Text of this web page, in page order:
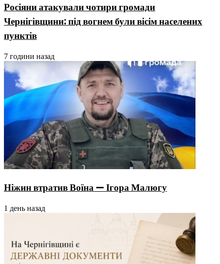
Росіяни атакували чотири громади
Чернігівщини: під вогнем були вісім населених
пунктів
7 години назад
Ніжин втратив Воїна — Ігора Малюгу
1 день назад